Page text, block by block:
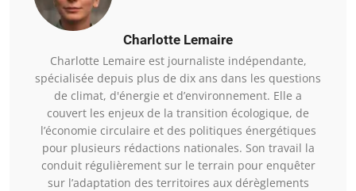
Charlotte Lemaire
Charlotte Lemaire est journaliste indépendante,
spécialisée depuis plus de dix ans dans les questions
de climat, d'énergie et d’environnement. Elle a
couvert les enjeux de la transition écologique, de
l’économie circulaire et des politiques énergétiques
pour plusieurs rédactions nationales. Son travail la
conduit régulièrement sur le terrain pour enquêter
sur l’adaptation des territoires aux dérèglements